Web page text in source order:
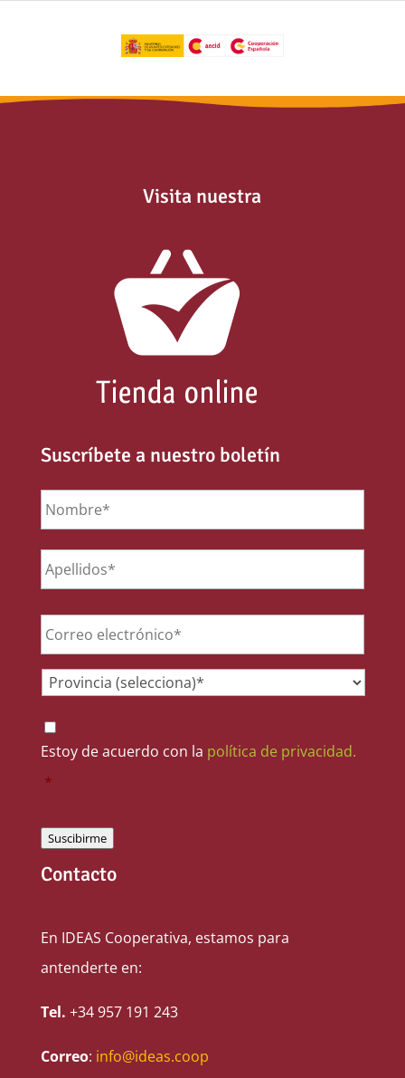
Visita nuestra
Suscríbete a nuestro boletín
Nombre *
Email *
Provincia *
Consentimiento
Estoy de acuerdo con la política de privacidad.
*
Suscibirme
Contacto
En IDEAS Cooperativa, estamos para
antenderte en:
Tel. +34 957 191 243
Correo: info@ideas.coop